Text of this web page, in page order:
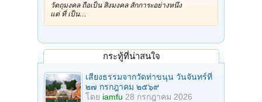
วัตถุมงคล ถือเป็น สิ่งมงคล สักการะอย่างหนึ่ง
แต่ ที่ เป็น…
กระทู้ที่น่าสนใจ
เสียงธรรมจากวัดท่าขนุน วันจันทร์ที่
๒๗ กรกฎาคม ๒๕๖๙
โดย iamfu 28 กรกฎาคม 2026